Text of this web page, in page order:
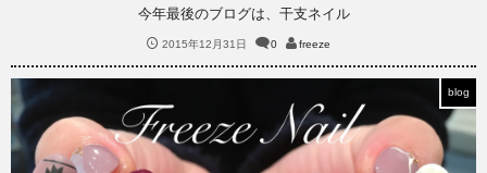
今年最後のブログは、干支ネイル
2015年12月31日 0 freeze
blog